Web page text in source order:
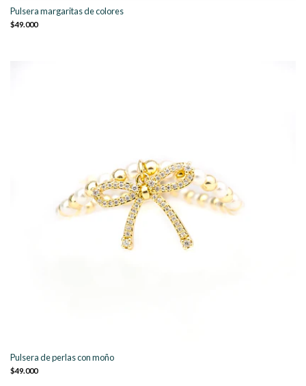
Pulsera margaritas de colores
$49.000
Pulsera de perlas con moño
$49.000